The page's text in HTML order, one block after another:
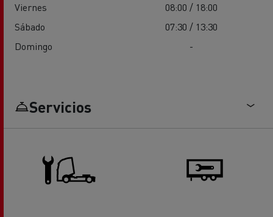
Viernes
08:00 / 18:00
Sábado
07:30 / 13:30
Domingo
-
Servicios